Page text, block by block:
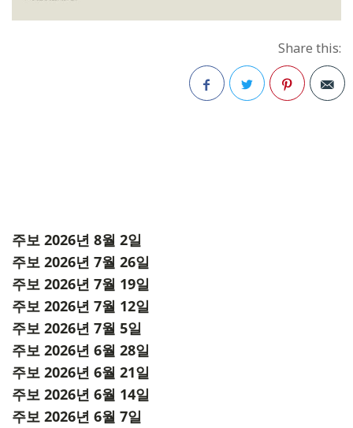
Share this:
주보 2026년 8월 2일
주보 2026년 7월 26일
주보 2026년 7월 19일
주보 2026년 7월 12일
주보 2026년 7월 5일
주보 2026년 6월 28일
주보 2026년 6월 21일
주보 2026년 6월 14일
주보 2026년 6월 7일